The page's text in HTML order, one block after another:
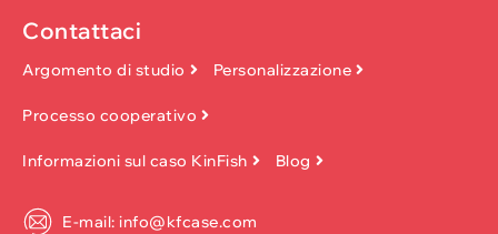
Contattaci
Argomento di studio Personalizzazione
Processo cooperativo
Informazioni sul caso KinFish Blog
E-mail: info@kfcase.com